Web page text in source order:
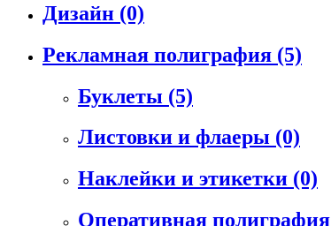
Дизайн (0)
Рекламная полиграфия (5)
Буклеты (5)
Листовки и флаеры (0)
Наклейки и этикетки (0)
Оперативная полиграфия